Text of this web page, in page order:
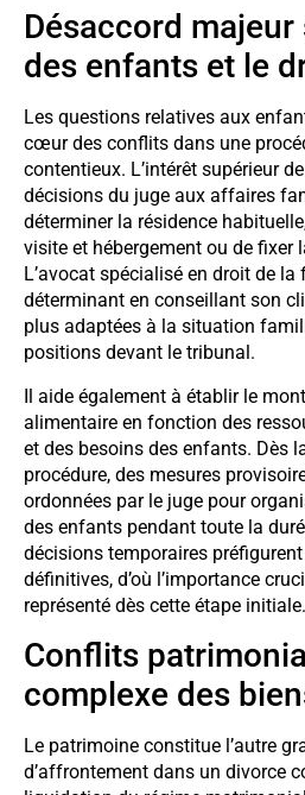
Désaccord
des enfants et le
Les questions relatives aux
cœur des conflits dans une
contentieux. L’intérêt supérieur
décisions du juge aux affaires
déterminer la résidence
visite et hébergement ou de fixer
L’avocat spécialisé en droit de
déterminant en conseillant son
plus adaptées à la situation
positions devant le tribunal.
Il aide également à établir le
alimentaire en fonction des
et des besoins des enfants. Dès
procédure, des mesures
ordonnées par le juge pour
des enfants pendant toute la
décisions temporaires
définitives, d’où l’importance
représenté dès cette étape initiale.
Conflits
complexe des
Le patrimoine constitue l’autre
d’affrontement dans un divorce